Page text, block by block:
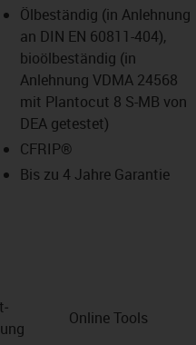
Ölbeständig (in Anlehnung
an DIN EN 60811-404),
bioölbeständig (in
Anlehnung VDMA 24568
mit Plantocut 8 S-MB von
DEA getestet)
CFRIP®
Bis zu 4 Jahre Garantie
Online Tools